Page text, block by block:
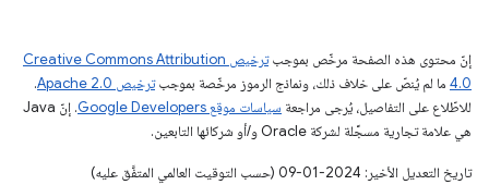
إنّ محتوى هذه الصفحة مرخّص بموجب
ترخيص Creative Commons Attribution
4.0‏ ما لم يُنصّ على خلاف ذلك، ونماذج الرموز مرخّصة بموجبترخيص Apache 2.0‏
.
للاطّلاع على التفاصيل، يُرجى مراجعة سياسات موقع Google Developers‏
. إنّ Java
هي علامة تجارية مسجَّلة لشركة Oracle و/أو شركائها التابعين.
تاريخ التعديل الأخير: 2024-01-09 (حسب التوقيت العالمي المتفَّق عليه)